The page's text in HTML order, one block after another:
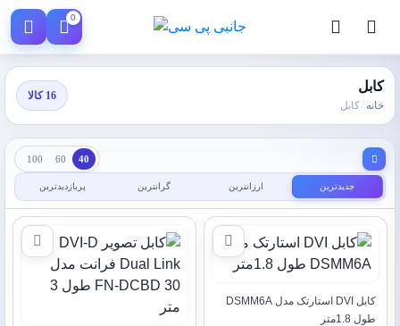
0
کابل
خانه /کابل
16 کالا
جدیدترین ارزانترین گرانترین پربازدیدترین
40
60
100
کابل DVI استارتک مدل DSMM6A
طول 1.8متر